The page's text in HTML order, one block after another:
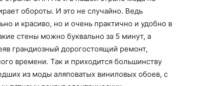
обороты. И это не случайно. Ведь
и красиво, но и очень практично и удобно в
стены можно буквально за 5 минут, а
грандиозный дорогостоящий ремонт,
времени. Так и приходится большинству
из моды аляповатых виниловых обоев, с